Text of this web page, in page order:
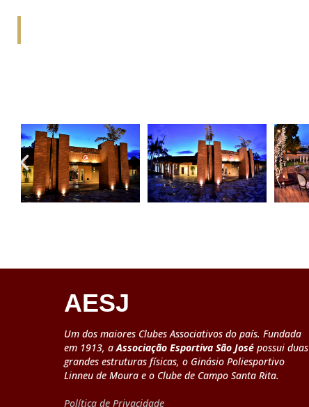
AESJ
Um dos maiores Clubes Associativos do país. Fundada
em 1913, aAssociação Esportiva São José possui duas
grandes estruturas físicas, o Ginásio Poliesportivo
Linneu de Moura e o Clube de Campo Santa Rita.
Política de Privacidade